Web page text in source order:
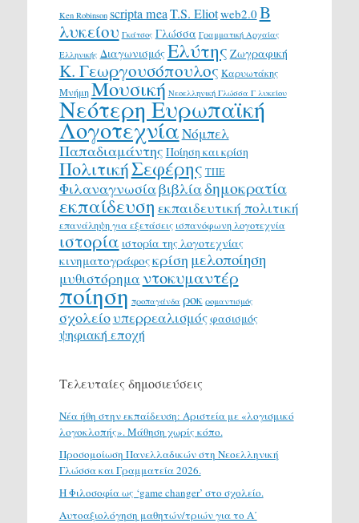
Ken Robinson scripta meaT.S. Eliotweb2.0 Β
λυκείου Γκάτσος Γλώσσα Γραμματική Αρχαίας
Ελληνικής ΔιαγωνισμόςΕλύτης Ζωγραφική
Κ. Γεωργουσόπουλος Καρυωτάκης
ΜνήμηΜουσική Νεοελληνική Γλώσσα Γ λυκείου
Νεότερη Ευρωπαϊκή
ΛογοτεχνίαΝόμπελ
Παπαδιαμάντης Ποίηση και κρίση
ΠολιτικήΣεφέρης ΤΠΕ
Φιλαναγνωσίαβιβλίαδημοκρατία
εκπαίδευση εκπαιδευτική πολιτική
επανάληψη για εξετάσεις ισπανόφωνη λογοτεχνία
ιστορία ιστορία της λογοτεχνίας
κινηματογράφοςκρίση μελοποίηση
μυθιστόρημα ντοκυμαντέρ
ποίηση προπαγάνδα ροκ ρομαντισμός
σχολείουπερρεαλισμόςφασισμός
ψηφιακή εποχή
Τελευταίες δημοσιεύσεις
Νέα ήθη στην εκπαίδευση: Αριστεία με «λογισμικό
λογοκλοπής». Μάθηση χωρίς κόπο.
Προσομοίωση Πανελλαδικών στη Νεοελληνική
Γλώσσα και Γραμματεία 2026.
H Φιλοσοφία ως ‘game changer’ στο σχολείο.
Αυτοαξιολόγηση μαθητών/τριών για το Α΄